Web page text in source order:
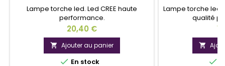
Lampe torche led. Led CREE haute
performance.
Prix
20,40 €
 Ajouter au panier
 En stock
Lampe torche led
qualité

